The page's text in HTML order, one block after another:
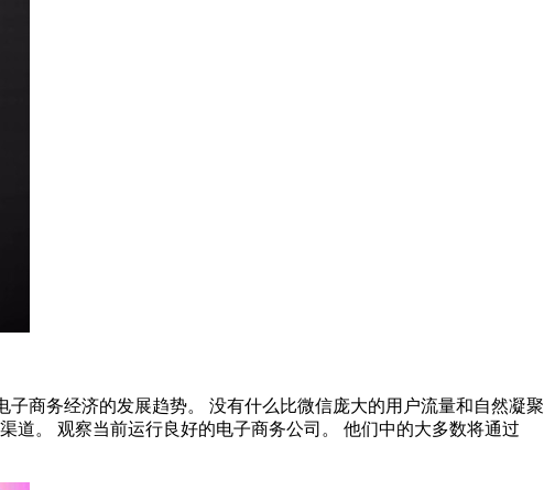
子商务经济的发展趋势。 没有什么比微信庞大的用户流量和自然凝聚
道。 观察当前运行良好的电子商务公司。 他们中的大多数将通过